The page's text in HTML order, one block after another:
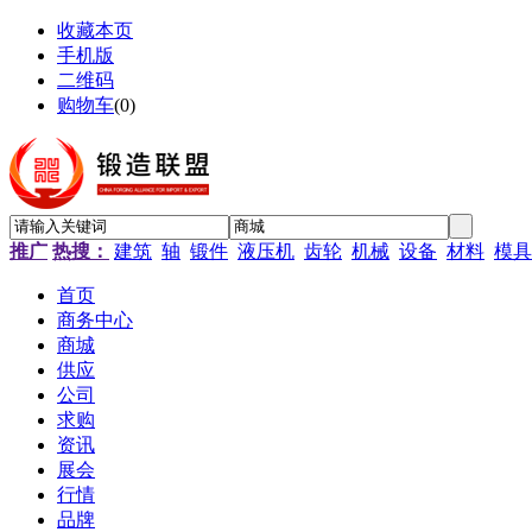
收藏本页
手机版
二维码
购物车(0)
推广 热搜： 建筑 轴 锻件 液压机 齿轮 机械 设备 材料 模具
首页
商务中心
商城
供应
公司
求购
资讯
展会
行情
品牌